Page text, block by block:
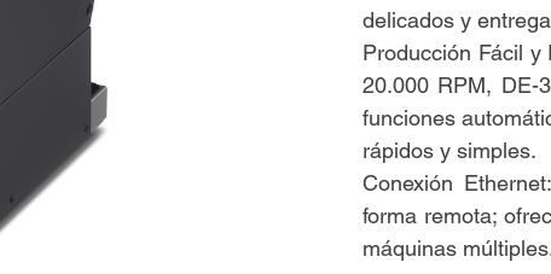
delicados y
Producción Fácil
20.000 RPM, DE-
funciones
rápidos y simples.
Conexión
forma remota;
máquinas